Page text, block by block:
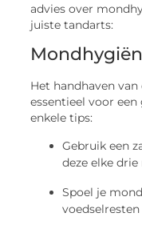
advies over
juiste tandarts:
Het handhaven
essentieel voor
enkele tips:
Gebruik een
deze elke
Spoel je